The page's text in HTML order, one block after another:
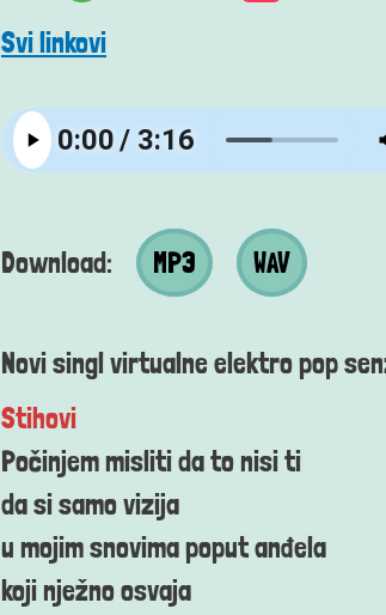
Svi linkovi
Download: MP3 datoteka
MP3 Wav datoteka
WAV
Novi singl virtualne elektro pop
Stihovi
Počinjem misliti da to nisi ti
da si samo vizija
u mojim snovima poput anđela
koji nježno osvaja